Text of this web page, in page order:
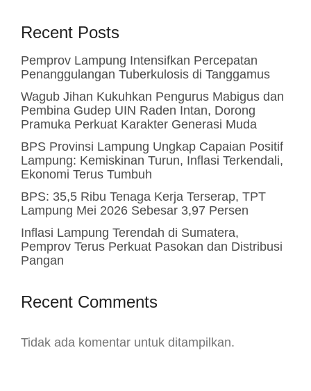
Recent Posts
Pemprov Lampung Intensifkan Percepatan
Penanggulangan Tuberkulosis di Tanggamus
Wagub Jihan Kukuhkan Pengurus Mabigus dan
Pembina Gudep UIN Raden Intan, Dorong
Pramuka Perkuat Karakter Generasi Muda
BPS Provinsi Lampung Ungkap Capaian Positif
Lampung: Kemiskinan Turun, Inflasi Terkendali,
Ekonomi Terus Tumbuh
BPS: 35,5 Ribu Tenaga Kerja Terserap, TPT
Lampung Mei 2026 Sebesar 3,97 Persen
Inflasi Lampung Terendah di Sumatera,
Pemprov Terus Perkuat Pasokan dan Distribusi
Pangan
Recent Comments
Tidak ada komentar untuk ditampilkan.